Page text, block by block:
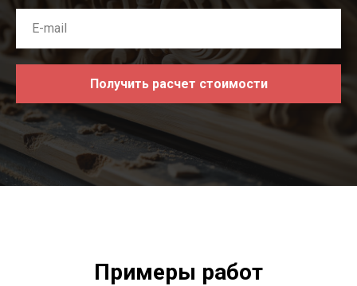
Получить расчет стоимости
Примеры работ